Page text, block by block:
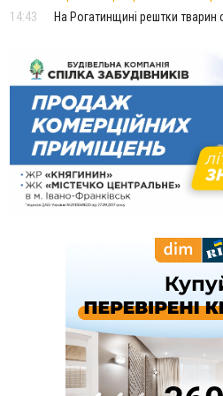
14:43
На Рогатинщині рештки тварин
13:25
Пірс, ігровий майданчик і зона
тендер на 7 мільйонів на
12:14
У Калуші на озері в міському
качки та риба
11:18
Майстра лісу з Верховинщини
переправлення чоловіків до
10:49
На Прикарпатті через негоду
світла
За змову на тендері для
Яремчанський суд виніс вирок
вкрав із супермаркету пляшку
В урочищі біля Галича
вагову гирку XII–XIII століть
У Франківську медики провели
на аорті
07 Серпня